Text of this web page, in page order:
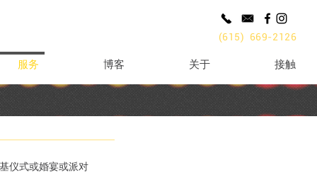
(615) 669-2126
服务 博客 关于 接触
仪式或婚宴或派对